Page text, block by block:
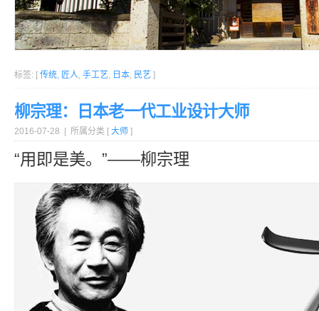
标签: [ 传统, 匠人, 手工艺, 日本, 民艺 ]
柳宗理：日本老一代工业设计大师
2016-07-28 | 所属分类 [ 大师 ]
“用即是美。”——柳宗理